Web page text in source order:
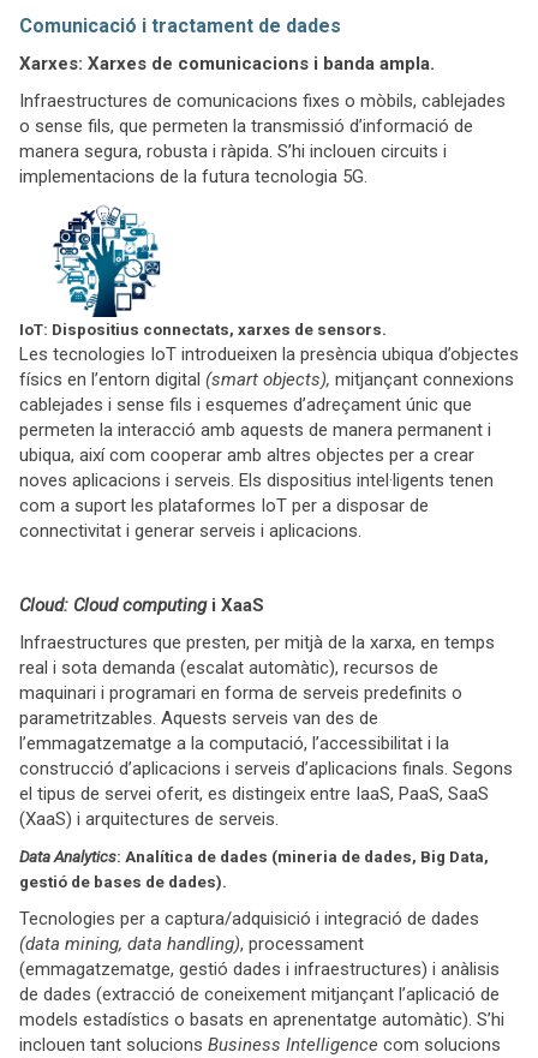
Comunicació i tractament de dades
Xarxes: Xarxes de comunicacions i banda ampla.
Infraestructures de comunicacions fixes o mòbils, cablejades
o sense fils, que permeten la transmissió d’informació de
manera segura, robusta i ràpida. S’hi inclouen circuits i
implementacions de la futura tecnologia 5G.
IoT: Dispositius connectats, xarxes de sensors.
Les tecnologies IoT introdueixen la presència ubiqua d’objectes
físics en l’entorn digital (smart objects), mitjançant connexions
cablejades i sense fils i esquemes d’adreçament únic que
permeten la interacció amb aquests de manera permanent i
ubiqua, així com cooperar amb altres objectes per a crear
noves aplicacions i serveis. Els dispositius intel·ligents tenen
com a suport les plataformes IoT per a disposar de
connectivitat i generar serveis i aplicacions.
Cloud: Cloud computing i XaaS
Infraestructures que presten, per mitjà de la xarxa, en temps
real i sota demanda (escalat automàtic), recursos de
maquinari i programari en forma de serveis predefinits o
parametritzables. Aquests serveis van des de
l’emmagatzematge a la computació, l’accessibilitat i la
construcció d’aplicacions i serveis d’aplicacions finals. Segons
el tipus de servei oferit, es distingeix entre IaaS, PaaS, SaaS
(XaaS) i arquitectures de serveis.
Data Analytics: Analítica de dades (mineria de dades, Big Data,
gestió de bases de dades).
Tecnologies per a captura/adquisició i integració de dades
(data mining, data handling), processament
(emmagatzematge, gestió dades i infraestructures) i anàlisis
de dades (extracció de coneixement mitjançant l’aplicació de
models estadístics o basats en aprenentatge automàtic). S’hi
inclouen tant solucions Business Intelligence com solucions